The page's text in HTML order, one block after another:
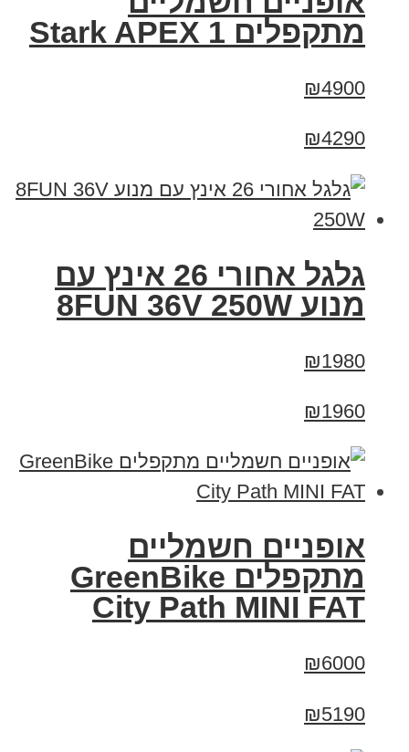
‏מתקפלים Stark APEX 1
₪4900
₪4290
גלגל אחורי 26 אינץ עם
מנוע 8FUN 36V 250W
₪1980
₪1960
אופניים חשמליים
‏מתקפלים GreenBike
City Path MINI FAT
₪6000
₪5190